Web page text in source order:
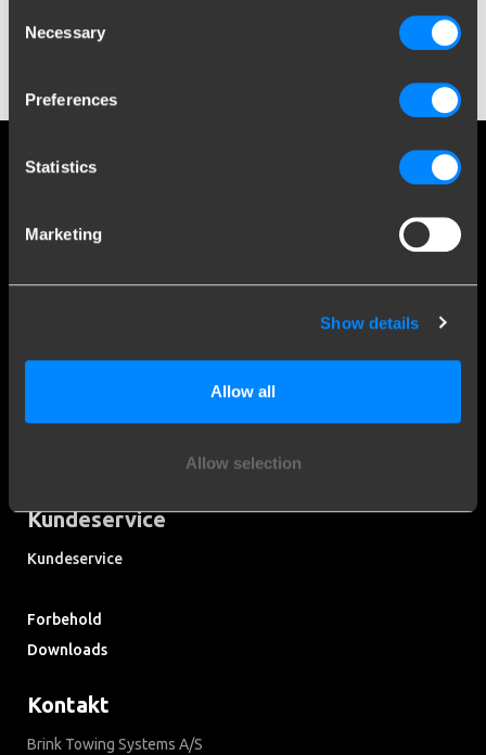
Selection
Necessary
Preferences
Statistics
Marketing
Show details
Allow all
Allow selection
Sociale medier
Opdag vores historie
Kundeservice
Kundeservice
Forbehold
Downloads
Kontakt
Brink Towing Systems A/S